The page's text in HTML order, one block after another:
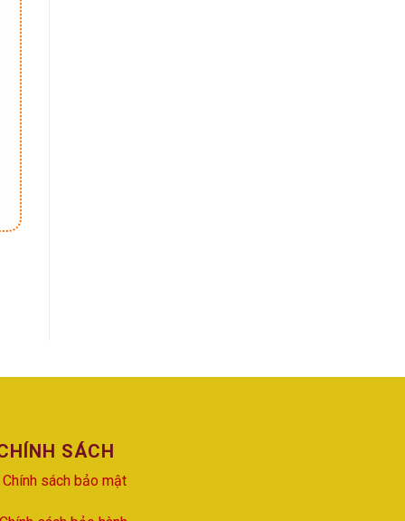
SÁCH
Chính sách bảo mật